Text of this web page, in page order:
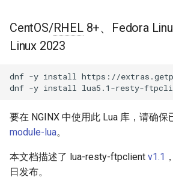
auth-digest
auth-hash
auth-ldap
auth-pam
auth-totp
RHEL 和 CentOS 的 RPM 包
Angie Web Server - 在
和 AlmaLinux 上安装
CentOS/RHEL8+、Fedora
Linux 2023
dnf -y install
https://
dnf -y install
要在 NGINX 中使用此 Lua 库，请确保
module-lua。
本文档描述了 lua-resty-ftpclient v1.1
日发布。